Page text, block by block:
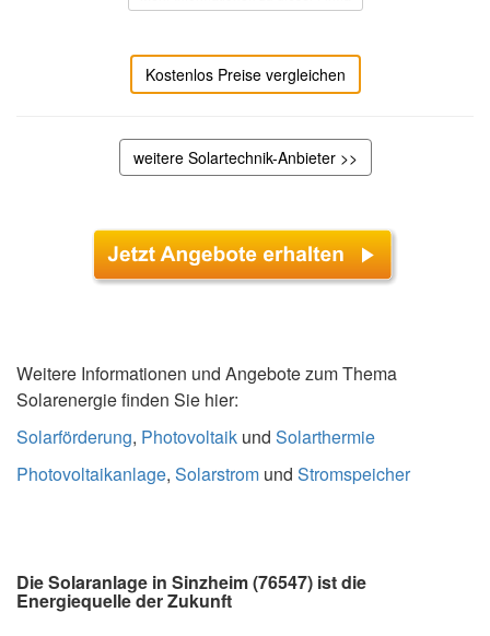
Kostenlos Preise vergleichen
weitere Solartechnik-Anbieter >>
Weitere Informationen und Angebote zum Thema
Solarenergie finden Sie hier:
Solarförderung, Photovoltaik und Solarthermie
Photovoltaikanlage, Solarstrom und Stromspeicher
Die Solaranlage in Sinzheim (76547) ist die
Energiequelle der Zukunft